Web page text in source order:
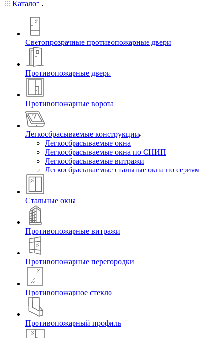
Каталог
Светопрозрачные противопожарные двери
Противопожарные двери
Противопожарные ворота
Легкосбрасываемые конструкции
Легкосбрасываемые окна
Легкосбрасываемые окна по СНИП
Легкосбрасываемые витражи
Легкосбрасываемые стальные окна по сериям
Стальные окна
Противопожарные витражи
Противопожарные перегородки
Противопожарное стекло
Противопожарный профиль